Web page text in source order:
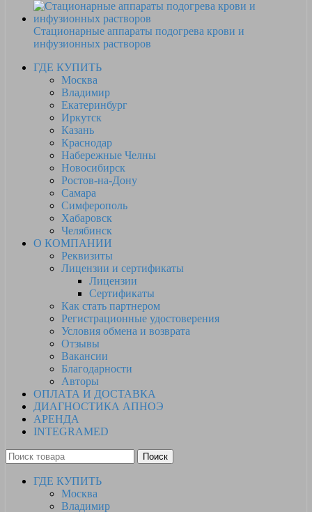
Стационарные аппараты подогрева крови и
инфузионных растворов
ГДЕ КУПИТЬ
Москва
Владимир
Екатеринбург
Иркутск
Казань
Краснодар
Набережные Челны
Новосибирск
Ростов-на-Дону
Самара
Симферополь
Хабаровск
Челябинск
О КОМПАНИИ
Реквизиты
Лицензии и сертификаты
Лицензии
Сертификаты
Как стать партнером
Регистрационные удостоверения
Условия обмена и возврата
Отзывы
Вакансии
Благодарности
Авторы
ОПЛАТА И ДОСТАВКА
ДИАГНОСТИКА АПНОЭ
АРЕНДА
INTEGRAMED
Поиск
ГДЕ КУПИТЬ
Москва
Владимир